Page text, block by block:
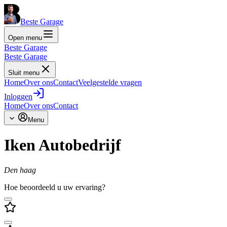
Beste Garage
Open menu
Beste Garage
Beste Garage
Sluit menu
HomeOver onsContactVeelgestelde vragen
Inloggen
HomeOver onsContact
Menu
Iken Autobedrijf
Den haag
Hoe beoordeeld u uw ervaring?